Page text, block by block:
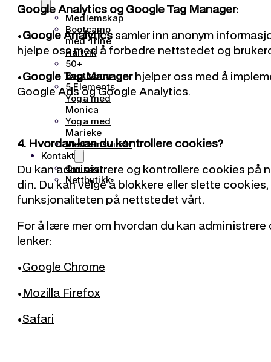
Medlemskap
Bootcamp
med Trine
Haltvik
50+
Bootcamp
5 Elements
Yoga med
Monica
Yoga med
Marieke
Medlemsvilkår
Kontakt
Om oss
Nettbutikk
Google Analytics og Google Tag Manager:
•Google Analytics samler inn anonym
hjelpe oss med å forbedre nettstedet og
•Google Tag Managerhjelper oss med å
Google Ads og Google Analytics.
4. Hvordan kan du kontrollere cookies?
Du kan administrere og kontrollere cookies på
din. Du kan velge å blokkere eller slette
funksjonaliteten på nettstedet vårt.
For å lære mer om hvordan du kan
lenker:
•Google Chrome
•Mozilla Firefox
•Safari